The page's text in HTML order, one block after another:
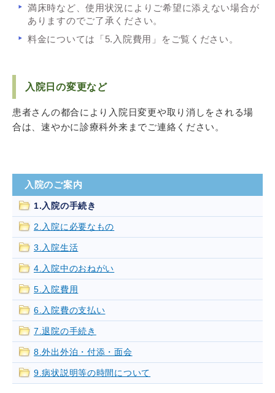
満床時など、使用状況によりご希望に添えない場合が
ありますのでご了承ください。
料金については「5.入院費用」をご覧ください。
入院日の変更など
患者さんの都合により入院日変更や取り消しをされる場
合は、速やかに診療科外来までご連絡ください。
入院のご案内
1.入院の手続き
2.入院に必要なもの
3.入院生活
4.入院中のおねがい
5.入院費用
6.入院費の支払い
7.退院の手続き
8.外出外泊・付添・面会
9.病状説明等の時間について